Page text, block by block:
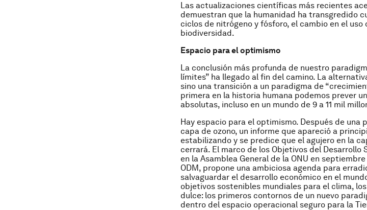
Las actualizaciones científicas más recientes
demuestran que la humanidad ha transgredido
ciclos de nitrógeno y fósforo, el cambio en el uso
biodiversidad.
Espacio para el optimismo
La conclusión más profunda de nuestro
límites” ha llegado al fin del camino. La
sino una transición a un paradigma de
primera en la historia humana podemos prever
absolutas, incluso en un mundo de 9 a 11 mil
Hay espacio para el optimismo. Después de
capa de ozono, un informe que apareció a
estabilizando y se predice que el agujero en la
cerrará. El marco de los Objetivos del Desarrollo
en la Asamblea General de la ONU en
ODM, propone una ambiciosa agenda para
salvaguardar el desarrollo económico en el
objetivos sostenibles mundiales para el clima,
dulce: los primeros contornos de un nuevo
dentro del espacio operacional seguro para la